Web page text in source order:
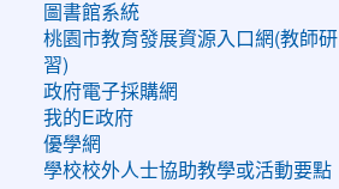
圖書館系統
桃園市教育發展資源入口網(教師研
習)
政府電子採購網
我的E政府
優學網
學校校外人士協助教學或活動要點